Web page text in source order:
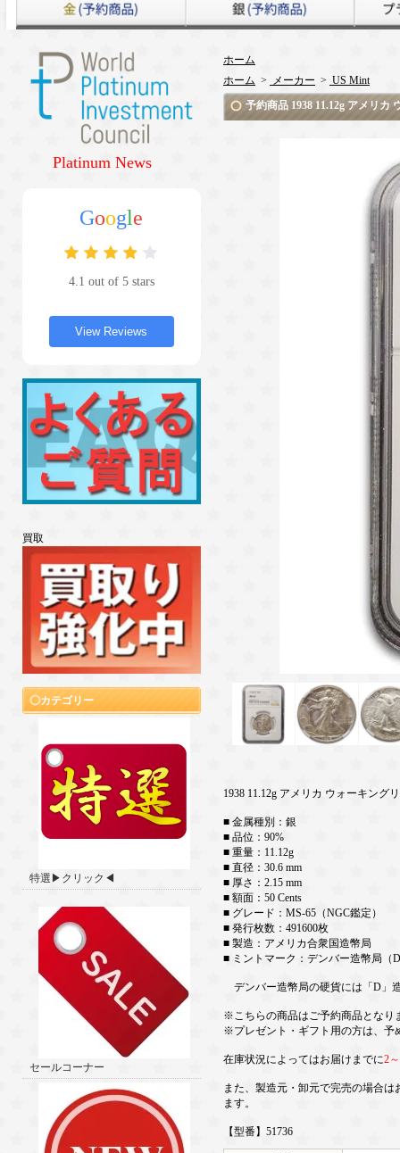
Platinum News
Google
4.1 out of 5 stars
View Reviews
買取
カテゴリー
特選▶クリック◀
セールコーナー
ホーム
ホーム > メーカー > US Mint
予約商品 1938 11.12g アメリカ
1938 11.12g アメリカ ウォーキング
■ 金属種別：銀
■ 品位：90%
■ 重量：11.12g
■ 直径：30.6 mm
■ 厚さ：2.15 mm
■ 額面：50 Cents
■ グレード：MS-65（NGC鑑定）
■ 発行枚数：491600枚
■ 製造：アメリカ合衆国造幣局
■ ミントマーク：デンバー造幣局（
デンバー造幣局の硬貨には「D」
※こちらの商品はご予約商品となり
※プレゼント・ギフト用の方は、予
在庫状況によってはお届けまでに2
また、製造元・卸元で完売の場合
ます。
【型番】51736